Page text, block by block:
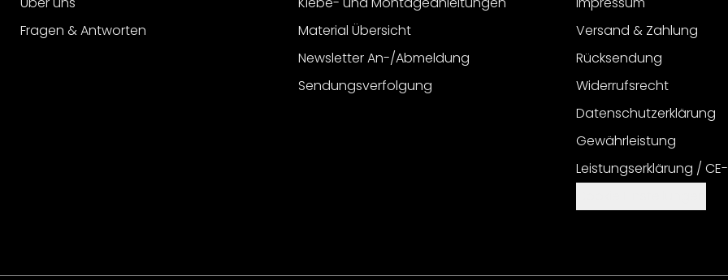
Fragen & Antworten
Material Übersicht
Newsletter An-/Abmeldung
Sendungsverfolgung
Versand & Zahlung
Rücksendung
Widerrufsrecht
Datenschutzerklärung
Gewährleistung
Leistungserklärung /